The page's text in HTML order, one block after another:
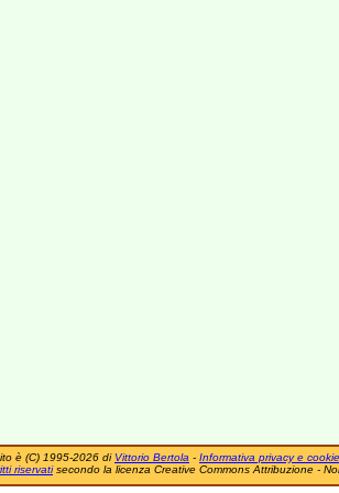
è (C) 1995-2026 di Vittorio Bertola - Informativa privacy e cookie
riservatisecondo la licenza Creative Commons Attribuzione -